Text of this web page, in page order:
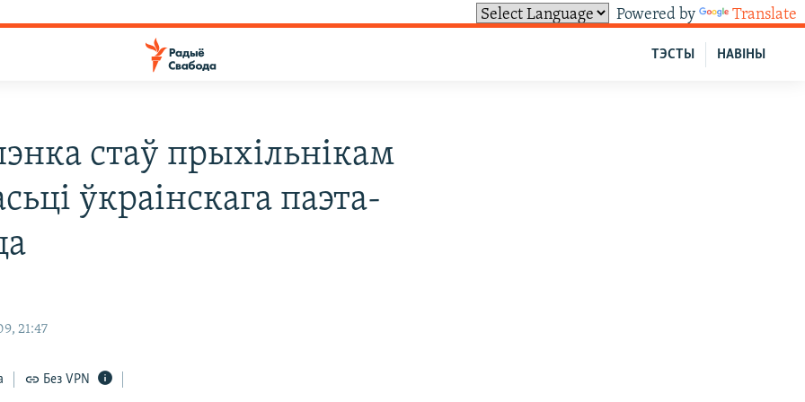
Powered by Translate
НАВІНЫ
ТЭСТЫ
стаў прыхільнікам
ўкраінскага паэта-
21:47
Без VPN